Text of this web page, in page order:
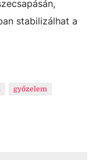
stabilizálhat a
győzelem